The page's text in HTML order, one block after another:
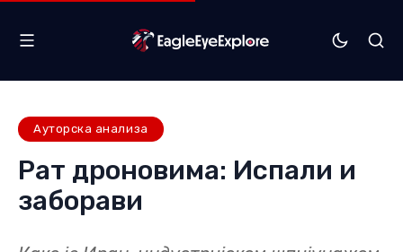
Ауторска анализа
Рат дроновима: Испали и
заборави